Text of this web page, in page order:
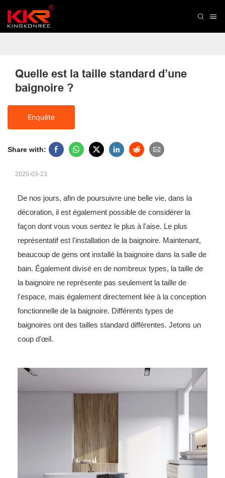
Quelle est la taille standard d’une
baignoire ?
Enquête
Share with:
2020-03-23
De nos jours, afin de poursuivre une belle vie, dans la
décoration, il est également possible de considérer la
façon dont vous vous sentez le plus à l'aise. Le plus
représentatif est l'installation de la baignoire. Maintenant,
beaucoup de gens ont installé la baignoire dans la salle de
bain. Également divisé en de nombreux types, la taille de
la baignoire ne représente pas seulement la taille de
l'espace, mais également directement liée à la conception
fonctionnelle de la baignoire. Différents types de
baignoires ont des tailles standard différentes. Jetons un
coup d'œil.